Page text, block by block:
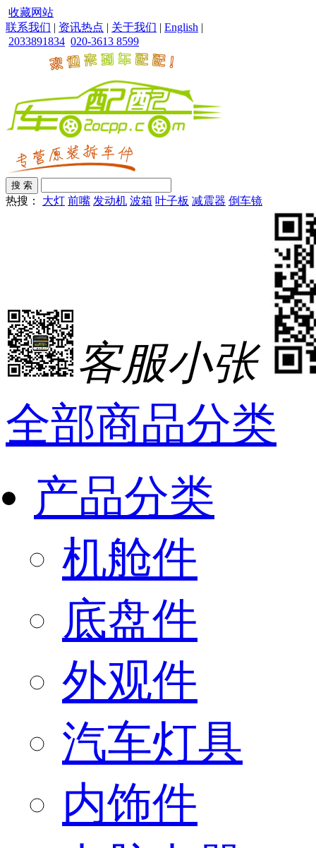
收藏网站
联系我们 | 资讯热点 | 关于我们 | English |
2033891834 020-3613 8599
热搜： 大灯 前嘴 发动机 波箱 叶子板 减震器 倒车镜
客服小张
全部商品分类
产品分类
机舱件
底盘件
外观件
汽车灯具
内饰件